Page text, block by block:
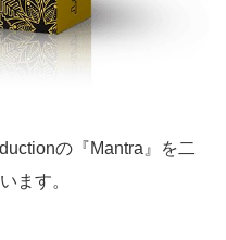
の『Mantra』を二
ます。